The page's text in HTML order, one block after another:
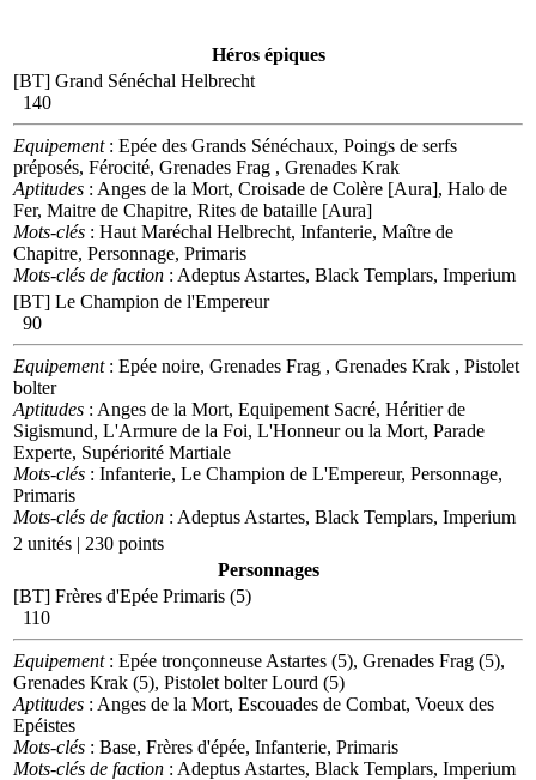
Héros épiques
[BT] Grand Sénéchal Helbrecht
140
Equipement: Epée des Grands Sénéchaux, Poings de serfs
préposés, Férocité, Grenades Frag , Grenades Krak
Aptitudes : Anges de la Mort, Croisade de Colère [Aura], Halo de
Fer, Maitre de Chapitre, Rites de bataille [Aura]
Mots-clés : Haut Maréchal Helbrecht, Infanterie, Maître de
Chapitre, Personnage, Primaris
Mots-clés de faction : Adeptus Astartes, Black Templars, Imperium
[BT] Le Champion de l'Empereur
90
Equipement: Epée noire, Grenades Frag , Grenades Krak , Pistolet
bolter
Aptitudes : Anges de la Mort, Equipement Sacré, Héritier de
Sigismund, L'Armure de la Foi, L'Honneur ou la Mort, Parade
Experte, Supériorité Martiale
Mots-clés : Infanterie, Le Champion de L'Empereur, Personnage,
Primaris
Mots-clés de faction : Adeptus Astartes, Black Templars, Imperium
2 unités | 230 points
Personnages
[BT] Frères d'Epée Primaris (5)
110
Equipement: Epée tronçonneuse Astartes (5), Grenades Frag (5),
Grenades Krak (5), Pistolet bolter Lourd (5)
Aptitudes : Anges de la Mort, Escouades de Combat, Voeux des
Epéistes
Mots-clés : Base, Frères d'épée, Infanterie, Primaris
Mots-clés de faction : Adeptus Astartes, Black Templars, Imperium